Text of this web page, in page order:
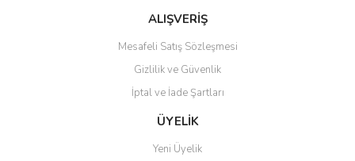
Bu ürüne benzer farklı alternatifler olmalı.
Gönder
ALIŞVERİŞ
Mesafeli Satış Sözleşmesi
Gizlilik ve Güvenlik
İptal ve İade Şartları
ÜYELİK
Yeni Üyelik